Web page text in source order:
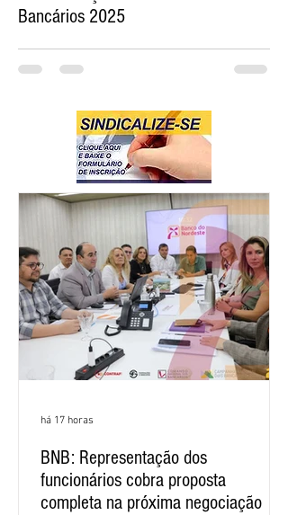
Bancários 2025
BNB: Representação dos
funcionários cobra proposta
completa na próxima negociação
há 17 horas